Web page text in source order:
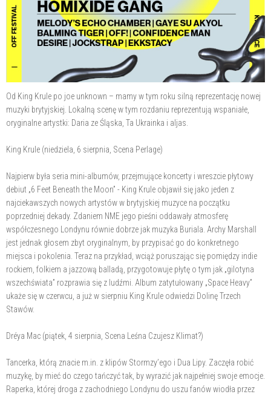
Od King Krule po joe unknown – mamy w tym roku silną reprezentację nowej
muzyki brytyjskiej. Lokalną scenę w tym rozdaniu reprezentują wspaniałe,
oryginalne artystki: Daria ze Śląska, Ta Ukrainka i aljas.
King Krule (niedziela, 6 sierpnia, Scena Perlage)
Najpierw była seria mini-albumów, przejmujące koncerty i wreszcie płytowy
debiut „6 Feet Beneath the Moon” - King Krule objawił się jako jeden z
najciekawszych nowych artystów w brytyjskiej muzyce na początku
poprzedniej dekady. Zdaniem NME jego pieśni oddawały atmosferę
współczesnego Londynu równie dobrze jak muzyka Buriala. Archy Marshall
jest jednak głosem zbyt oryginalnym, by przypisać go do konkretnego
miejsca i pokolenia. Teraz na przykład, wciąż poruszając się pomiędzy indie
rockiem, folkiem a jazzową balladą, przygotowuje płytę o tym jak „gilotyna
wszechświata” rozprawia się z ludźmi. Album zatytułowany „Space Heavy”
ukaże się w czerwcu, a już w sierpniu King Krule odwiedzi Dolinę Trzech
Stawów.
Dréya Mac (piątek, 4 sierpnia, Scena Leśna Czujesz Klimat?)
Tancerka, którą znacie m.in. z klipów Stormzy’ego i Dua Lipy. Zaczęła robić
muzykę, by mieć do czego tańczyć tak, by wyrazić jak najpełniej swoje emocje.
Raperka, której droga z zachodniego Londynu do uszu fanów wiodła przez